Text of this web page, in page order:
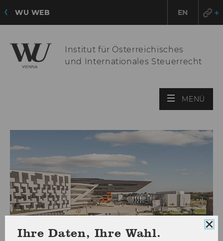
WU WEB EN
Institut für Österreichisches
und Internationales Steuerrecht
MENÜ
Ihre Daten, Ihre Wahl.